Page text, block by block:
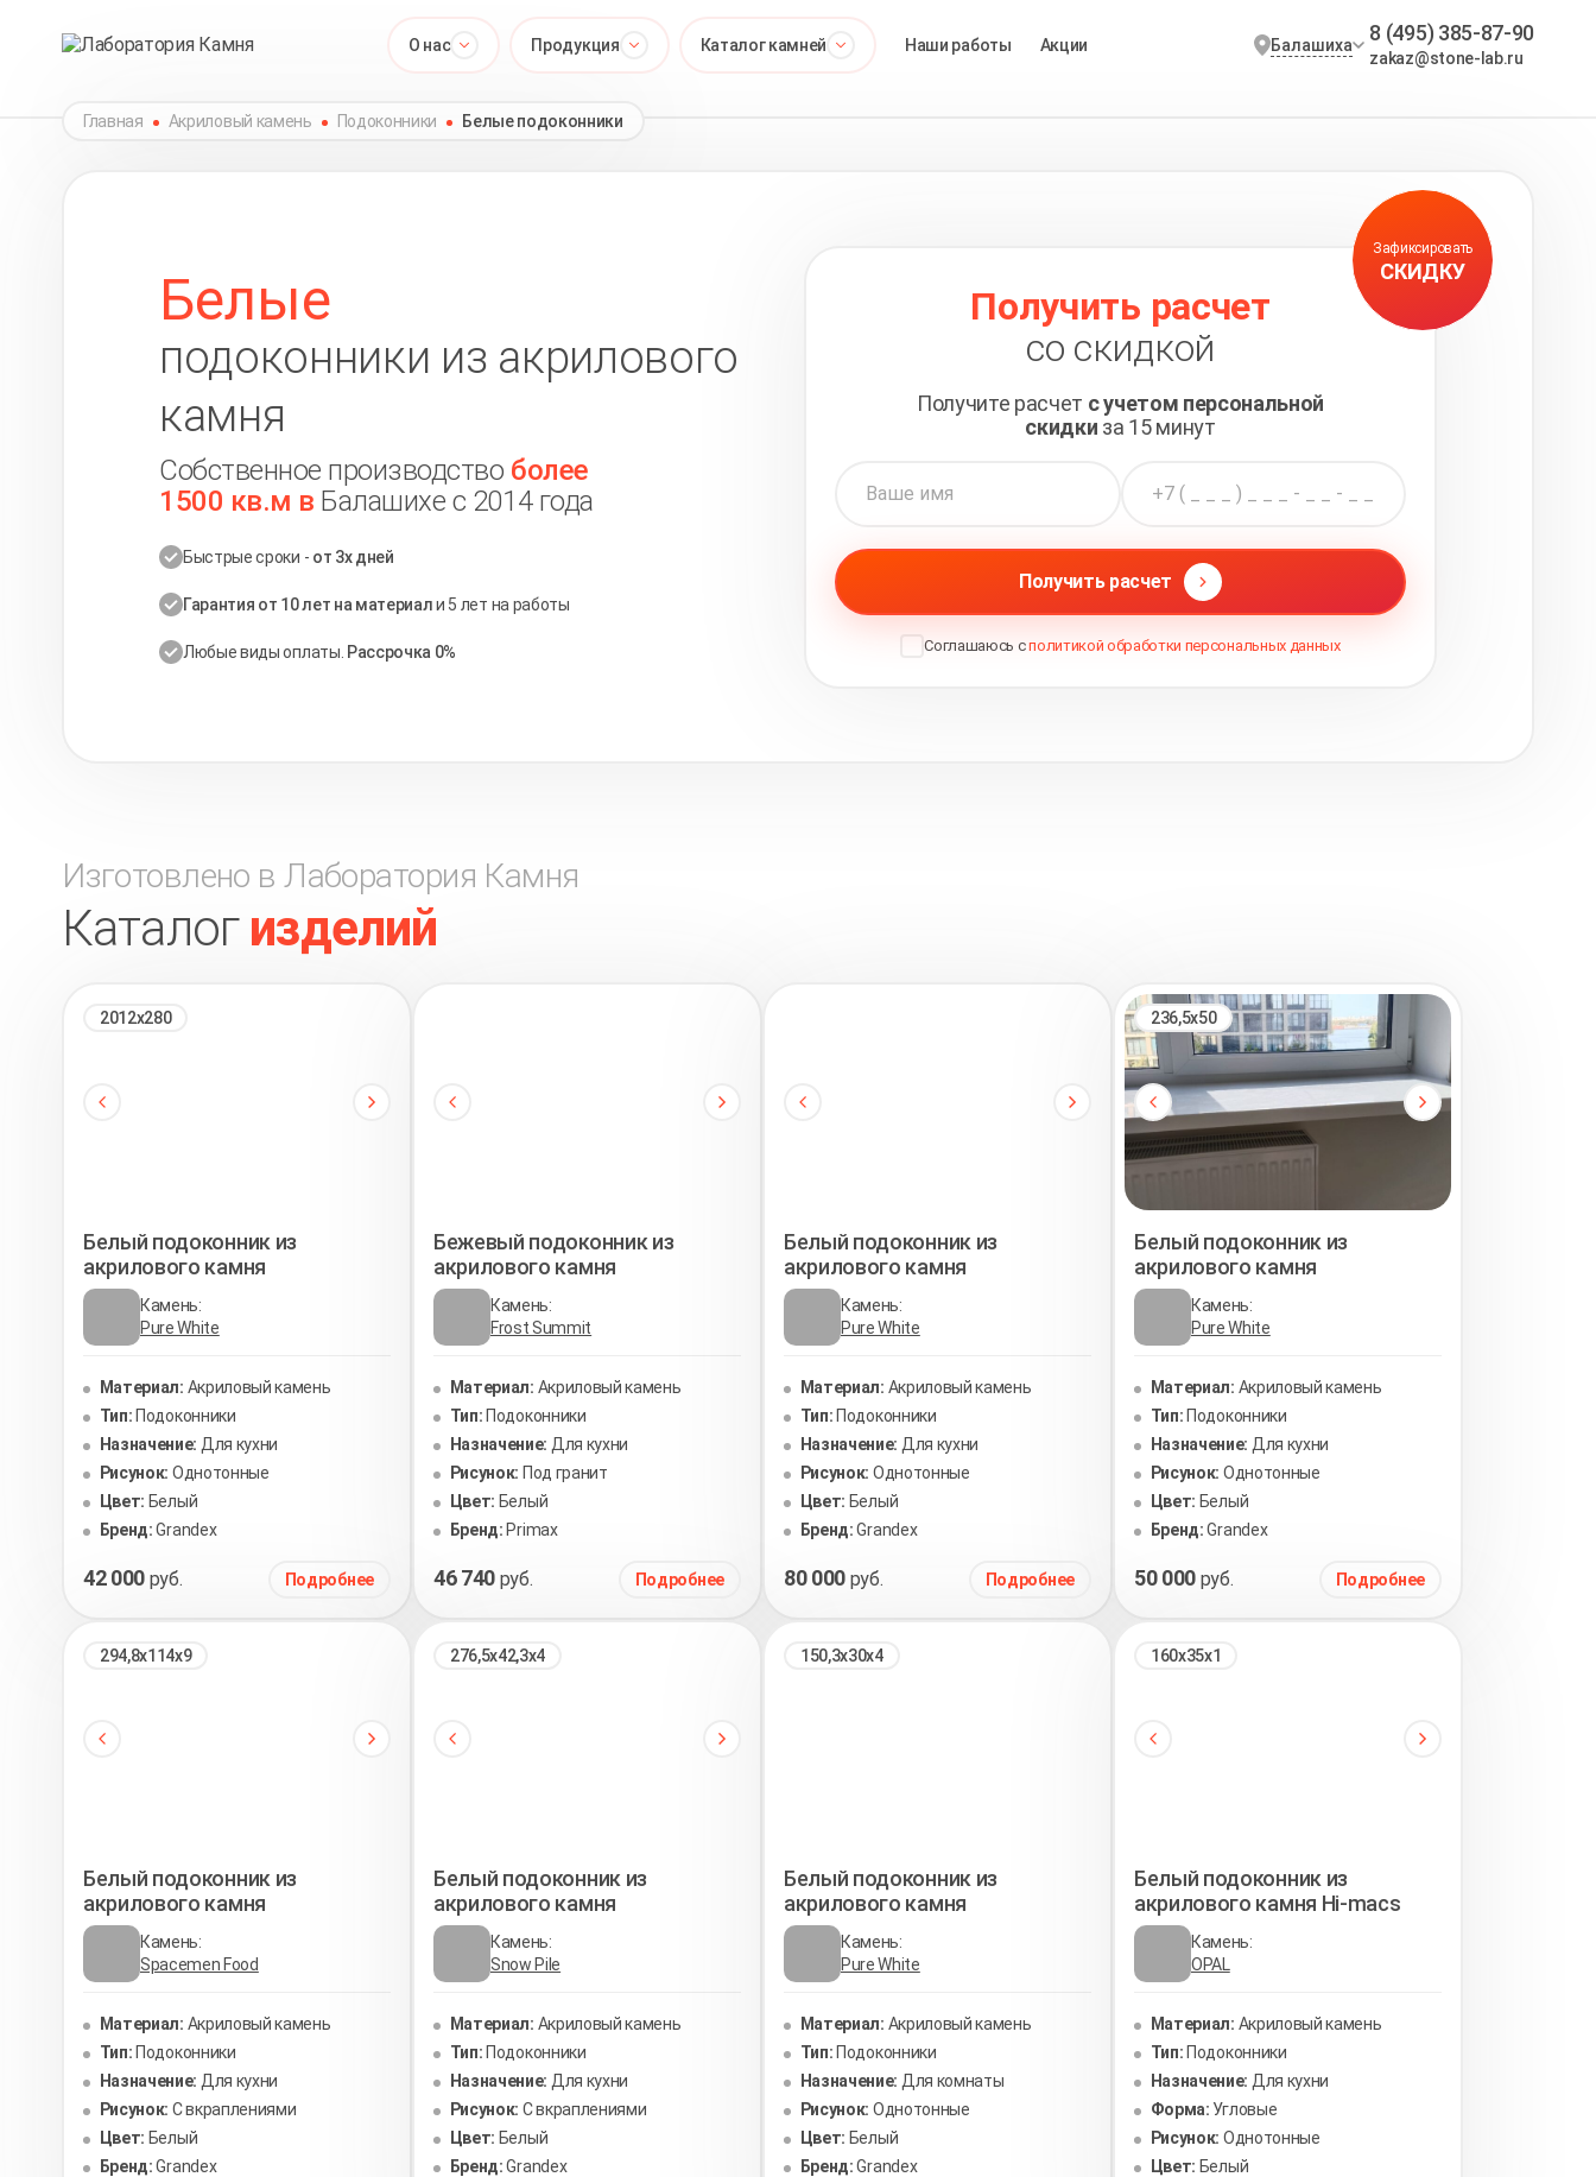
О нас Продукция Каталог камней Наши работы Акции Балашиха 8 (495) 385-87-90
zakaz@stone-lab.ru
Главная Акриловый камень Подоконники Белые подоконники
Белые
подоконники из акрилового
камня
Собственное производство более
1500 кв.м в Балашихе с 2014 года
Быстрые сроки - от 3х дней
Гарантия от 10 лет на материали 5 лет на работы
Любые виды оплаты. Рассрочка 0%
Зафиксировать
СКИДКУ
Получить расчет
со скидкой
Получите расчет с учетом персональной
скидки за 15 минут
Получить расчет
Соглашаюсь сполитикой обработки персональных данных
Изготовлено в Лаборатория Камня
Каталог изделий
2012х280
Белый подоконник из
акрилового камня
Камень:
Pure White
Материал: Акриловый камень
Тип:Подоконники
Назначение: Для кухни
Рисунок: Однотонные
Цвет: Белый
Бренд: Grandex
42 000 руб. Подробнее
Бежевый подоконник из
акрилового камня
Камень:
Frost Summit
Материал: Акриловый камень
Тип:Подоконники
Назначение: Для кухни
Рисунок: Под гранит
Цвет: Белый
Бренд: Primax
46 740 руб. Подробнее
Белый подоконник из
акрилового камня
Камень:
Pure White
Материал: Акриловый камень
Тип:Подоконники
Назначение: Для кухни
Рисунок: Однотонные
Цвет: Белый
Бренд: Grandex
80 000 руб. Подробнее
236,5х50
Белый подоконник из
акрилового камня
Камень:
Pure White
Материал: Акриловый камень
Тип:Подоконники
Назначение: Для кухни
Рисунок: Однотонные
Цвет: Белый
Бренд: Grandex
50 000 руб. Подробнее
294,8х114х9
Белый подоконник из
акрилового камня
Камень:
Spacemen Food
Материал: Акриловый камень
Тип: Подоконники
Назначение: Для кухни
Рисунок: С вкраплениями
Цвет: Белый
Бренд: Grandex
276,5х42,3х4
Белый подоконник из
акрилового камня
Камень:
Snow Pile
Материал: Акриловый камень
Тип: Подоконники
Назначение: Для кухни
Рисунок: С вкраплениями
Цвет: Белый
Бренд: Grandex
150,3х30х4
Белый подоконник из
акрилового камня
Камень:
Pure White
Материал: Акриловый камень
Тип: Подоконники
Назначение: Для комнаты
Рисунок: Однотонные
Цвет: Белый
Бренд: Grandex
160х35х1
Белый подоконник из
акрилового камня Hi-macs
Камень:
OPAL
Материал: Акриловый камень
Тип: Подоконники
Назначение: Для кухни
Форма: Угловые
Рисунок: Однотонные
Цвет: Белый